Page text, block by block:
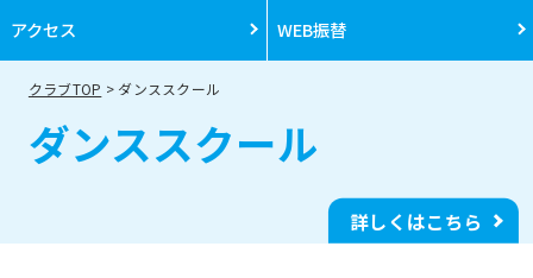
アクセス WEB振替
クラブTOP ダンススクール
ダンススクール
詳しくはこちら